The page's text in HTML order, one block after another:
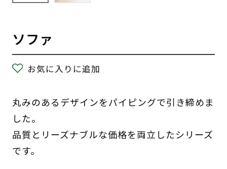
ソファ
お気に入りに追加
丸みのあるデザインをパイピングで引き締めま
した。
品質とリーズナブルな価格を両立したシリーズ
です。